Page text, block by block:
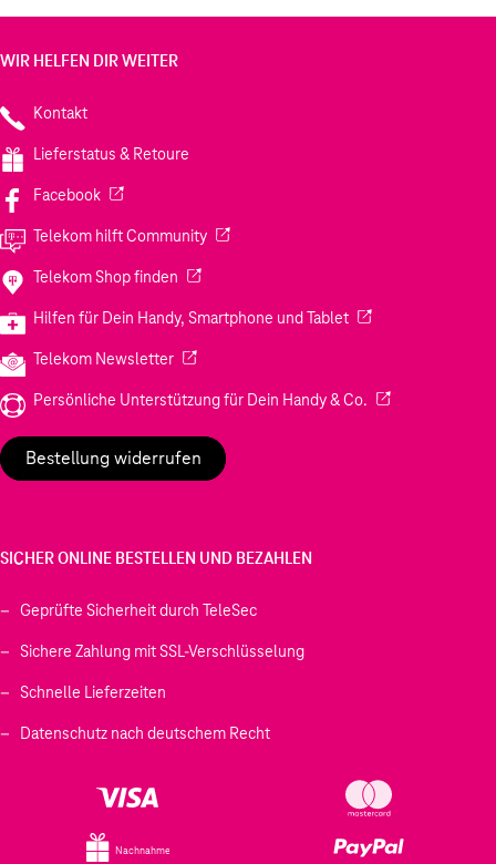
WIR HELFEN DIR WEITER
Kontakt
Lieferstatus & Retoure
Facebook(Wird in einem neuen Tab geöffnet)
Telekom hilft Community(Wird in einem neuen Tab geöffnet)
Telekom Shop finden (Wird in einem neuen Tab geöffnet)
Hilfen für Dein Handy, Smartphone und Tablet(Wird in einem
Telekom Newsletter(Wird in einem neuen Tab geöffnet)
Persönliche Unterstützung für Dein Handy & Co. (Wird in einem
Bestellung widerrufen
SICHER ONLINE BESTELLEN UND BEZAHLEN
Geprüfte Sicherheit durch TeleSec
Sichere Zahlung mit SSL-Verschlüsselung
Schnelle Lieferzeiten
Datenschutz nach deutschem Recht
Nachnahme